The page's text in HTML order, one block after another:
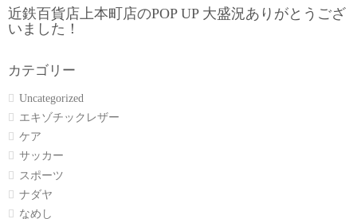
近鉄百貨店上本町店のPOP UP 大盛況ありがとうござ
いました！
カテゴリー
Uncategorized
エキゾチックレザー
ケア
サッカー
スポーツ
ナダヤ
なめし